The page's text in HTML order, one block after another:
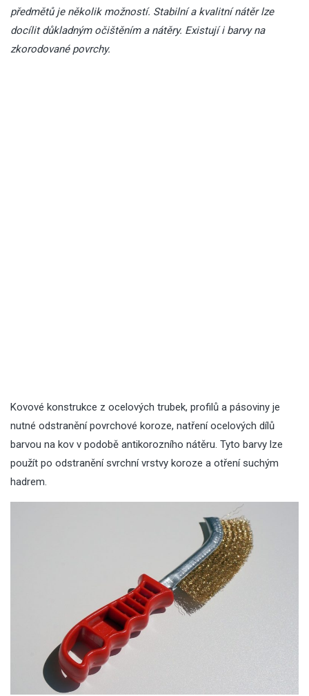
předmětů je několik možností. Stabilní a kvalitní nátěr lze
docílit důkladným očištěním a nátěry. Existují i barvy na
zkorodované povrchy.
Kovové konstrukce z ocelových trubek, profilů a pásoviny je
nutné odstranění povrchové koroze, natření ocelových dílů
barvou na kov v podobě antikorozního nátěru. Tyto barvy lze
použít po odstranění svrchní vrstvy koroze a otření suchým
hadrem.